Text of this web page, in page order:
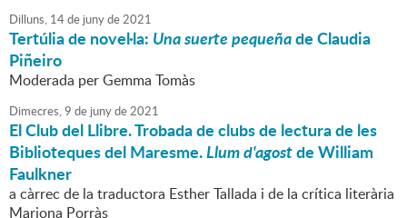
Dilluns, 14de junyde2021
Tertúlia de novel·la: Una suerte pequeñade Claudia
Piñeiro
Moderada per Gemma Tomàs
Dimecres,9 de junyde2021
El Club del Llibre. Trobada de clubs de lectura de les
Biblioteques del Maresme.Llum d'agostde William
Faulkner
a càrrec de la traductora Esther Tallada i de la crítica literària
Mariona Porràs